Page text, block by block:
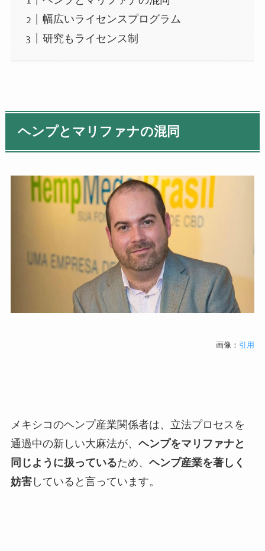
幅広いライセンスプログラム
研究もライセンス制
ヘンプとマリファナの混同
画像： 引用
メキシコのヘンプ産業関係者は、立法プロセスを
通過中の新しい大麻法が、 ヘンプをマリファナと
同じように扱っているため、 ヘンプ産業を著しく
妨害していると言っています。